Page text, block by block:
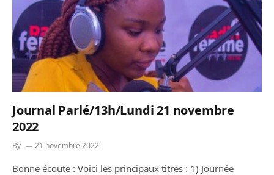
Journal Parlé/13h/Lundi 21 novembre
2022
By 21 novembre 2022
Bonne écoute : Voici les principaux titres : 1) Journée